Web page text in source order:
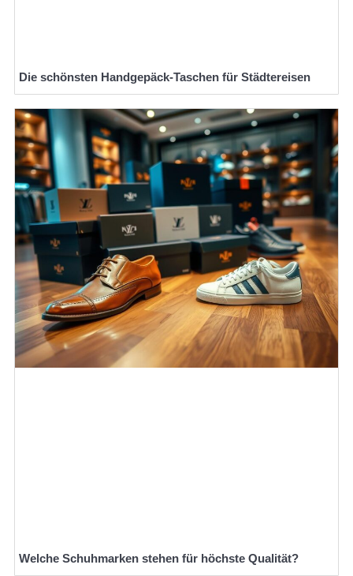
Die schönsten Handgepäck-Taschen für Städtereisen
Welche Schuhmarken stehen für höchste Qualität?